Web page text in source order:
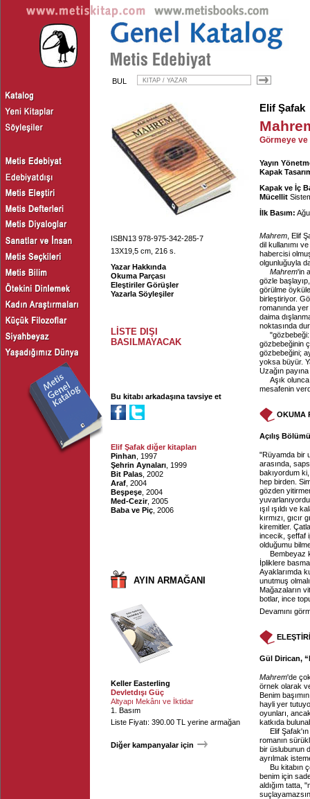
BUL
ISBN13 978-975-342-285-7
13X19,5 cm, 216 s.
Yazar Hakkında
Okuma Parçası
Eleştiriler Görüşler
Yazarla Söyleşiler
LİSTE DIŞI
BASILMAYACAK
Bu kitabı arkadaşına tavsiye et
Elif Şafak diğer kitapları
Pinhan , 1997
Şehrin Aynaları , 1999
Bit Palas , 2002
Araf , 2004
Beşpeşe , 2004
Med-Cezir, 2005
Baba ve Piç , 2006
AYIN ARMAĞANI
Keller Easterling
Devletdışı Güç
Altyapı Mekânı ve İktidar
1. Basım
Liste Fiyatı: 390.00 TL yerine armağan
Diğer kampanyalar için
Elif Şafak
Görmeye
Yayın
Kapak
Kapak ve İç
Mücellit
İlk Basım:
Mahrem , Elif
dil kullanımı
habercisi
olgunluğuyla
Mahrem'in
gözle
görülme
birleştiriyor.
romanında
daima
noktasında
gözbebeğinin
gözbebeğini;
yoksa büyür.
Uzağın
Aşık
mesafenin
OKUMA
Açılış
"Rüyamda bir
arasında,
bakıyordum
hep birden.
gözden
ışıl ışıldı ve
kırmızı, gıcır
kiremitler.
incecik, şeffaf
olduğumu
Bembeyaz
İpliklere
Ayaklarımda
unutmuş
Mağazaların
botlar, ince
Devamını
Gül Dirican,
Mahrem'de
örnek olarak
Benim
hayli yer
oyunları,
katkıda
Elif
romanın
bir üslubunun
ayrılmak
Bu kitabın
benim için
aldığım tatta,